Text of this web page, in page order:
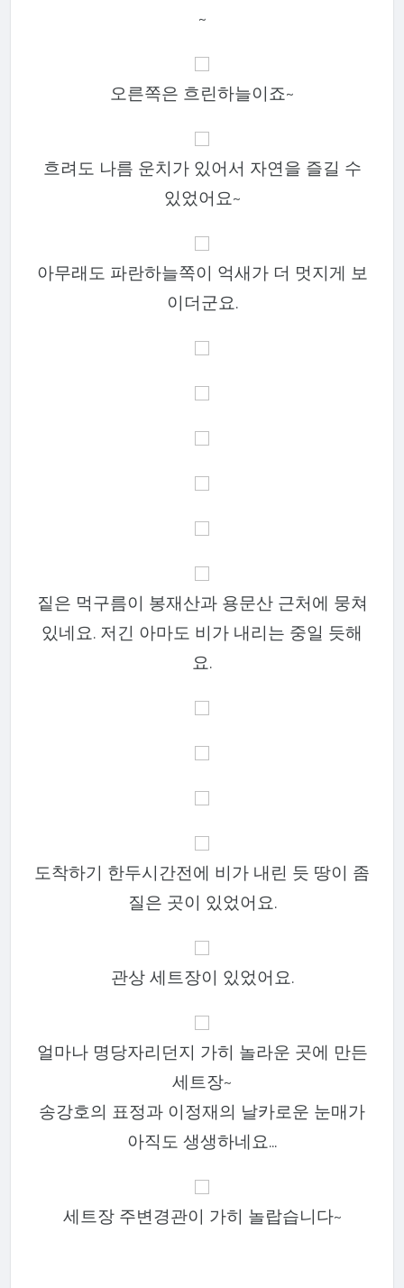
~
오른쪽은 흐린하늘이죠~
흐려도 나름 운치가 있어서 자연을 즐길 수
있었어요~
아무래도 파란하늘쪽이 억새가 더 멋지게 보
이더군요.
짙은 먹구름이 봉재산과 용문산 근처에 뭉쳐
있네요. 저긴 아마도 비가 내리는 중일 듯해
요.
도착하기 한두시간전에 비가 내린 듯 땅이 좀
질은 곳이 있었어요.
관상 세트장이 있었어요.
얼마나 명당자리던지 가히 놀라운 곳에 만든
세트장~
송강호의 표정과 이정재의 날카로운 눈매가
아직도 생생하네요...
세트장 주변경관이 가히 놀랍습니다~